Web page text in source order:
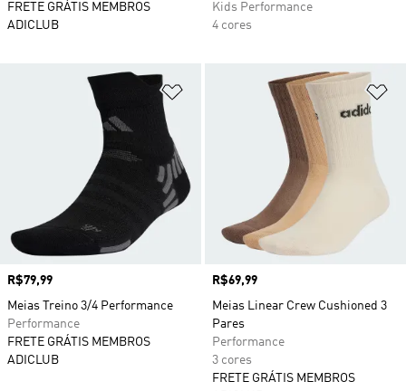
FRETE GRÁTIS MEMBROS
ADICLUB
Kids Performance
4 cores
Adicionar à Lista de Desejos
Preço
R$79,99
Meias Treino 3/4 Performance
Performance
FRETE GRÁTIS MEMBROS
ADICLUB
Preço
R$69,99
Meias Linear Crew Cushioned 3
Pares
Performance
3 cores
FRETE GRÁTIS MEMBROS